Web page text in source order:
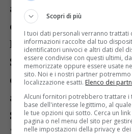
alle ore 10 e 14.30
con le ciaspole” con
Piancavallo in Area
Sabato 25 gennaio alle
escursione “Neve Fuori
al Parco neve in Area
Sauris:Venerdì 24 ore
Scopri di più
I tuoi dati personali verranno trattati
informazioni raccolte dal tuo
identificatori univoci e altri dati del
essere condivise con questi ultimi,
memorizzate oppure essere usate
sito. Noi e i nostri partner
localizzazione esatti. Elenco dei
Alcuni fornitori potrebbero trattare i
base dell'interesse legittimo, al
le tue opzioni qui sotto. Cerca un
pagina o nel menu del sito per
nelle impostazioni della privacy e